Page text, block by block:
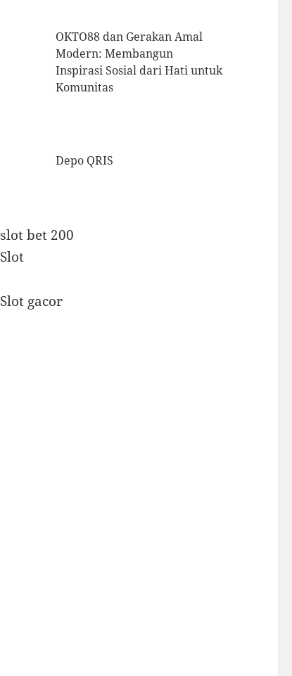
OKTO88 dan Gerakan Amal
Modern: Membangun
Inspirasi Sosial dari Hati untuk
Komunitas
Depo QRIS
slot bet 200
Slot
Slot gacor